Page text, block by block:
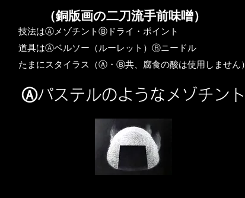
​（銅版画の二刀流手前味噌）
​技法はⒶメゾチントⒷドライ・ポイント
道具はⒶベルソー（ルーレット）Ⓑニードル
​たまにスタイラス（Ⓐ・Ⓑ共、腐食の酸は使用しません）
Ⓐパステルのようなメゾチント